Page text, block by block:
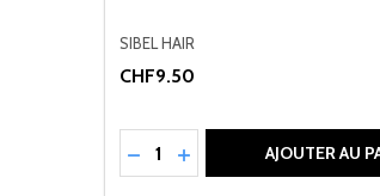
SIBEL HAIR
CHF9.50
Quantité:
RÉDUIRE LA QUANTITÉ DE
AUGMENTER LA
AJOUTER AU